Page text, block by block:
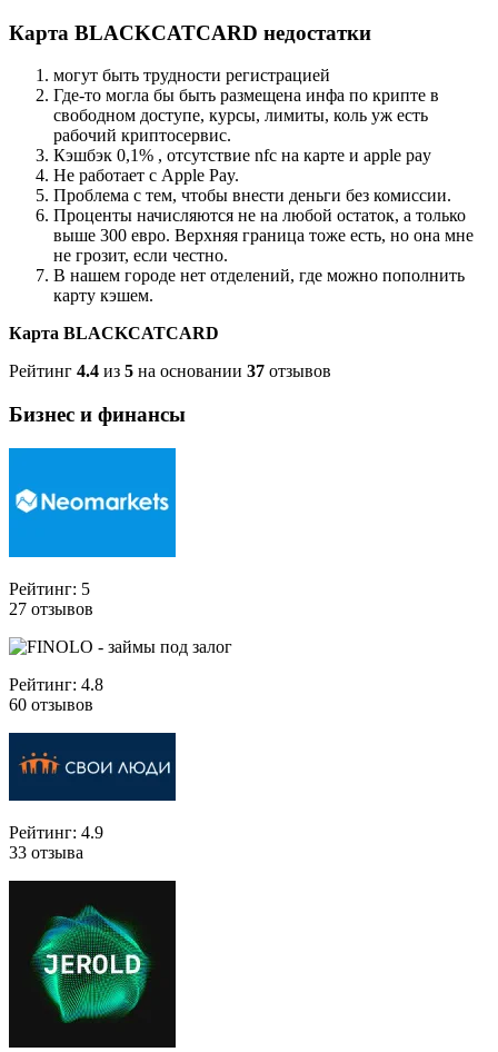
Карта BLACKCATCARD недостатки
могут быть трудности регистрацией
Где-то могла бы быть размещена инфа по крипте в
свободном доступе, курсы, лимиты, коль уж есть
рабочий криптосервис.
Кэшбэк 0,1% , отсутствие nfc на карте и apple pay
Не работает с Apple Pay.
Проблема с тем, чтобы внести деньги без комиссии.
Проценты начисляются не на любой остаток, а только
выше 300 евро. Верхняя граница тоже есть, но она мне
не грозит, если честно.
В нашем городе нет отделений, где можно пополнить
карту кэшем.
Карта BLACKCATCARD
Рейтинг 4.4 из 5 на основании 37 отзывов
Бизнес и финансы
Рейтинг: 5
27 отзывов
Рейтинг: 4.8
60 отзывов
Рейтинг: 4.9
33 отзыва